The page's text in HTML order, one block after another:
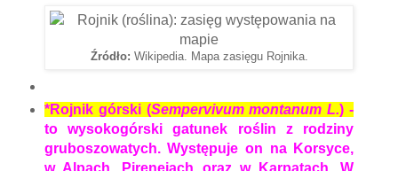
Źródło: Wikipedia. Mapa zasięgu Rojnika.
*Rojnik górski (Sempervivum montanum L.) -
to wysokogórski gatunek roślin z rodziny
gruboszowatych. Występuje on na Korsyce,
w Alpach, Pirenejach oraz w Karpatach. W